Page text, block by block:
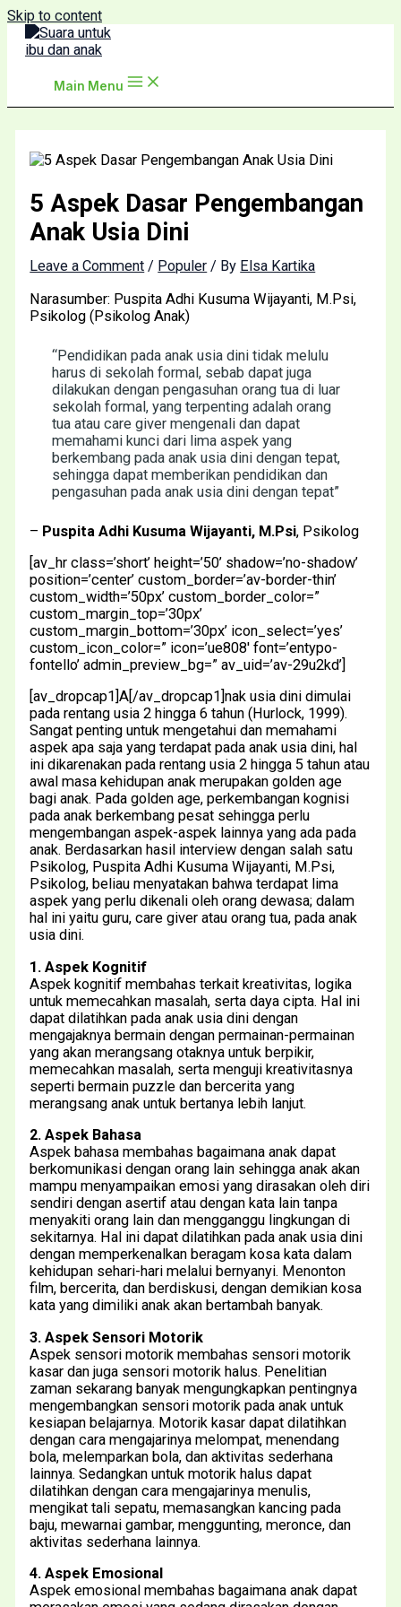
Skip to content
Main Menu
5 Aspek Dasar Pengembangan
Anak Usia Dini
Leave a Comment / Populer / By Elsa Kartika
Narasumber: Puspita Adhi Kusuma Wijayanti, M.Psi,
Psikolog (Psikolog Anak)
“Pendidikan pada anak usia dini tidak melulu
harus di sekolah formal, sebab dapat juga
dilakukan dengan pengasuhan orang tua di luar
sekolah formal, yang terpenting adalah orang
tua atau care giver mengenali dan dapat
memahami kunci dari lima aspek yang
berkembang pada anak usia dini dengan tepat,
sehingga dapat memberikan pendidikan dan
pengasuhan pada anak usia dini dengan tepat”
– Puspita Adhi Kusuma Wijayanti, M.Psi, Psikolog
[av_hr class=’short’ height=’50’ shadow=’no-shadow’
position=’center’ custom_border=’av-border-thin’
custom_width=’50px’ custom_border_color=”
custom_margin_top=’30px’
custom_margin_bottom=’30px’ icon_select=’yes’
custom_icon_color=” icon=’ue808′ font=’entypo-
fontello’ admin_preview_bg=” av_uid=’av-29u2kd’]
[av_dropcap1]A[/av_dropcap1]nak usia dini dimulai
pada rentang usia 2 hingga 6 tahun (Hurlock, 1999).
Sangat penting untuk mengetahui dan memahami
aspek apa saja yang terdapat pada anak usia dini, hal
ini dikarenakan pada rentang usia 2 hingga 5 tahun atau
awal masa kehidupan anak merupakan golden age
bagi anak. Pada golden age, perkembangan kognisi
pada anak berkembang pesat sehingga perlu
mengembangan aspek-aspek lainnya yang ada pada
anak. Berdasarkan hasil interview dengan salah satu
Psikolog, Puspita Adhi Kusuma Wijayanti, M.Psi,
Psikolog, beliau menyatakan bahwa terdapat lima
aspek yang perlu dikenali oleh orang dewasa; dalam
hal ini yaitu guru, care giver atau orang tua, pada anak
usia dini.
1. Aspek Kognitif
Aspek kognitif membahas terkait kreativitas, logika
untuk memecahkan masalah, serta daya cipta. Hal ini
dapat dilatihkan pada anak usia dini dengan
mengajaknya bermain dengan permainan-permainan
yang akan merangsang otaknya untuk berpikir,
memecahkan masalah, serta menguji kreativitasnya
seperti bermain puzzle dan bercerita yang
merangsang anak untuk bertanya lebih lanjut.
2. Aspek Bahasa
Aspek bahasa membahas bagaimana anak dapat
berkomunikasi dengan orang lain sehingga anak akan
mampu menyampaikan emosi yang dirasakan oleh diri
sendiri dengan asertif atau dengan kata lain tanpa
menyakiti orang lain dan mengganggu lingkungan di
sekitarnya. Hal ini dapat dilatihkan pada anak usia dini
dengan memperkenalkan beragam kosa kata dalam
kehidupan sehari-hari melalui bernyanyi. Menonton
film, bercerita, dan berdiskusi, dengan demikian kosa
kata yang dimiliki anak akan bertambah banyak.
3. Aspek Sensori Motorik
Aspek sensori motorik membahas sensori motorik
kasar dan juga sensori motorik halus. Penelitian
zaman sekarang banyak mengungkapkan pentingnya
mengembangkan sensori motorik pada anak untuk
kesiapan belajarnya. Motorik kasar dapat dilatihkan
dengan cara mengajarinya melompat, menendang
bola, melemparkan bola, dan aktivitas sederhana
lainnya. Sedangkan untuk motorik halus dapat
dilatihkan dengan cara mengajarinya menulis,
mengikat tali sepatu, memasangkan kancing pada
baju, mewarnai gambar, menggunting, meronce, dan
aktivitas sederhana lainnya.
4. Aspek Emosional
Aspek emosional membahas bagaimana anak dapat